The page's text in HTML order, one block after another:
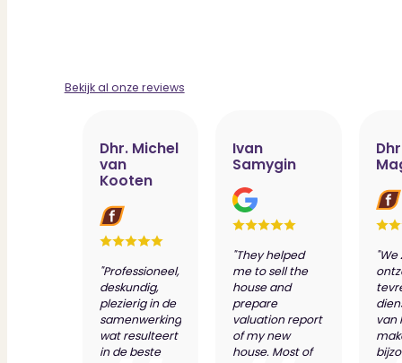
Bekijk al onze reviews
Dhr. Michel
van
Kooten
"Professioneel,
deskundig,
plezierig in de
samenwerking
wat resulteert
in de beste
Ivan
Samygin
"They helped
me to sell the
house and
prepare
valuation report
of my new
house. Most of
"We
van